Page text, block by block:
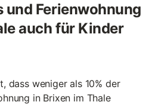
und Ferienwohnung
auch für Kinder
dass weniger als 10% der
in Brixen im Thale